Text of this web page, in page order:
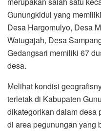
Gunungkidul yang
Desa Hargomulyo, Desa
Watugajah, Desa
Gedangsari memiliki 67
desa.
Melihat kondisi
terletak di Kabupaten
dikategorikan dalam desa
di area pegunungan yang